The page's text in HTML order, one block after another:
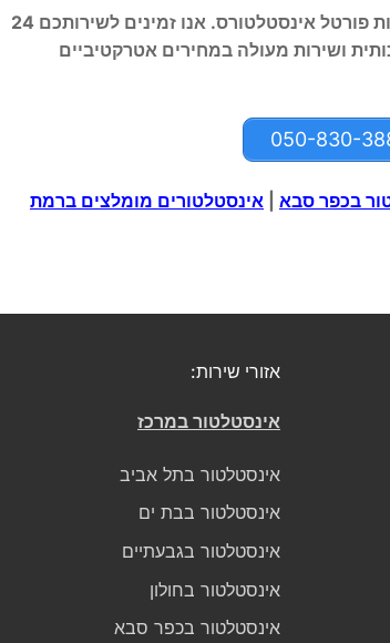
אנחנו מזמינים אותך ליצור איתנו קשר ולהזמין אינסטלטור בשרון באמצעות פורטל אינסטלטורס. אנו זמינים לשירותכם 24
ושירות מעולה במחירים אטרקטיביים
בכפר סבא
אינסטלטורים מומלצים ברמת
אזורי שירות:
אינסטלטור במרכז
אינסטלטור בתל אביב
אינסטלטור בבת ים
אינסטלטור בגבעתיים
אינסטלטור בחולון
אינסטלטור בכפר סבא